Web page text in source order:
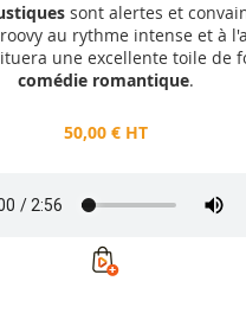
sont alertes et
au rythme intense et à
une excellente toile de
comédie romantique.
50,00 € HT